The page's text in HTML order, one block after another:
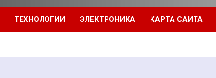
ТЕХНОЛОГИИ ЭЛЕКТРОНИКА КАРТА САЙТА